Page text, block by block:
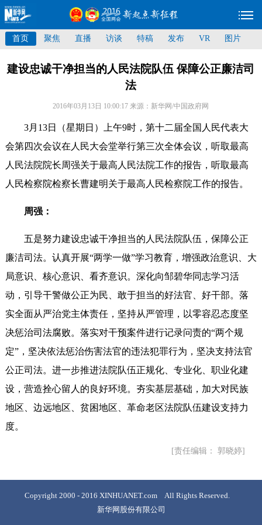
首页 聚焦 直播 访谈 特稿 发布 VR 图片
建设忠诚干净担当的人民法院队伍 保障公正廉洁司
法
2016年03月13日 10:00:17来源：新华网/中国政府网
3月13日（星期日）上午9时，第十二届全国人民代表大
会第四次会议在人民大会堂举行第三次全体会议，听取最高
人民法院院长周强关于最高人民法院工作的报告，听取最高
人民检察院检察长曹建明关于最高人民检察院工作的报告。
周强：
五是努力建设忠诚干净担当的人民法院队伍，保障公正
廉洁司法。认真开展“两学一做”学习教育，增强政治意识、大
局意识、核心意识、看齐意识。深化向邹碧华同志学习活
动，引导干警做公正为民、敢于担当的好法官、好干部。落
实全面从严治党主体责任，坚持从严管理，以零容忍态度坚
决惩治司法腐败。落实对干预案件进行记录问责的“两个规
定”，坚决依法惩治伤害法官的违法犯罪行为，坚决支持法官
公正司法。进一步推进法院队伍正规化、专业化、职业化建
设，营造拴心留人的良好环境。夯实基层基础，加大对民族
地区、边远地区、贫困地区、革命老区法院队伍建设支持力
度。
[责任编辑： 郭晓婷]
Copyright 2000 - 2016 XINHUANET.com All Rights Reserved.
新华网股份有限公司